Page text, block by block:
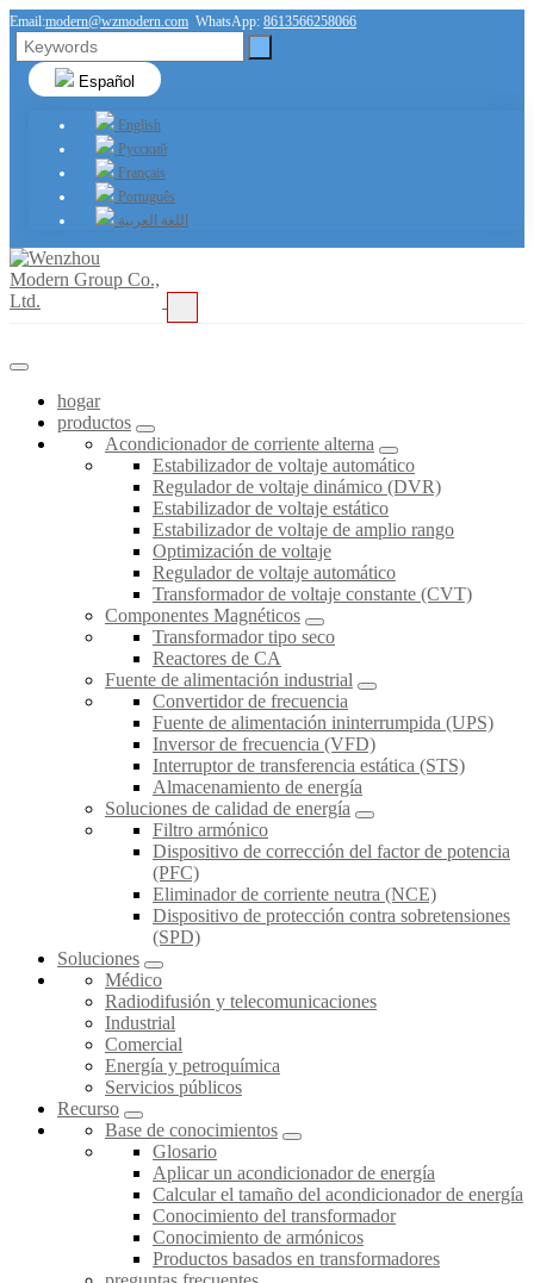
Email:modern@wzmodern.com WhatsApp: 8613566258066
Español
English
Русский
Français
Português
اللغة العربية
hogar
productos
Acondicionador de corriente alterna
Estabilizador de voltaje automático
Regulador de voltaje dinámico (DVR)
Estabilizador de voltaje estático
Estabilizador de voltaje de amplio rango
Optimización de voltaje
Regulador de voltaje automático
Transformador de voltaje constante (CVT)
Componentes Magnéticos
Transformador tipo seco
Reactores de CA
Fuente de alimentación industrial
Convertidor de frecuencia
Fuente de alimentación ininterrumpida (UPS)
Inversor de frecuencia (VFD)
Interruptor de transferencia estática (STS)
Almacenamiento de energía
Soluciones de calidad de energía
Filtro armónico
Dispositivo de corrección del factor de potencia
(PFC)
Eliminador de corriente neutra (NCE)
Dispositivo de protección contra sobretensiones
(SPD)
Soluciones
Médico
Radiodifusión y telecomunicaciones
Industrial
Comercial
Energía y petroquímica
Servicios públicos
Recurso
Base de conocimientos
Glosario
Aplicar un acondicionador de energía
Calcular el tamaño del acondicionador de energía
Conocimiento del transformador
Conocimiento de armónicos
Productos basados en transformadores